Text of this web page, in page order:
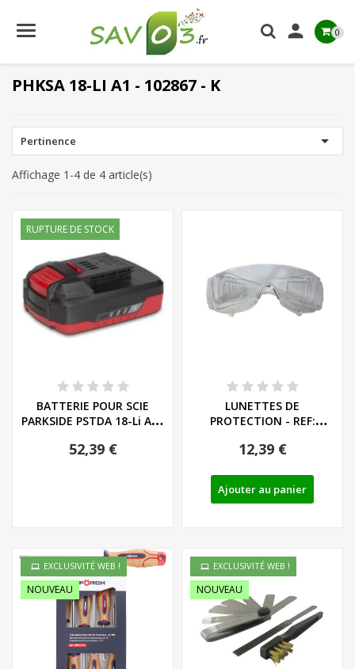
 0
PHKSA 18-LI A1 - 102867 - K
Pertinence 
Affichage 1-4 de 4 article(s)
RUPTURE DE STOCK
BATTERIE POUR SCIE
PARKSIDE PSTDA 18-Li A1 /
52,39 €
LUNETTES DE
PROTECTION - REF:
12,39 €
Ajouter au panier
EXCLUSIVITÉ WEB !
NOUVEAU
EXCLUSIVITÉ WEB !
NOUVEAU